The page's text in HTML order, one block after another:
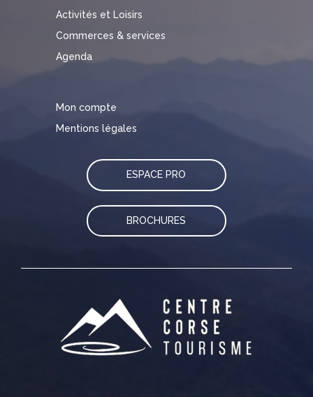
Activités et Loisirs
Commerces & services
Agenda
Mon compte
Mentions légales
ESPACE PRO
BROCHURES